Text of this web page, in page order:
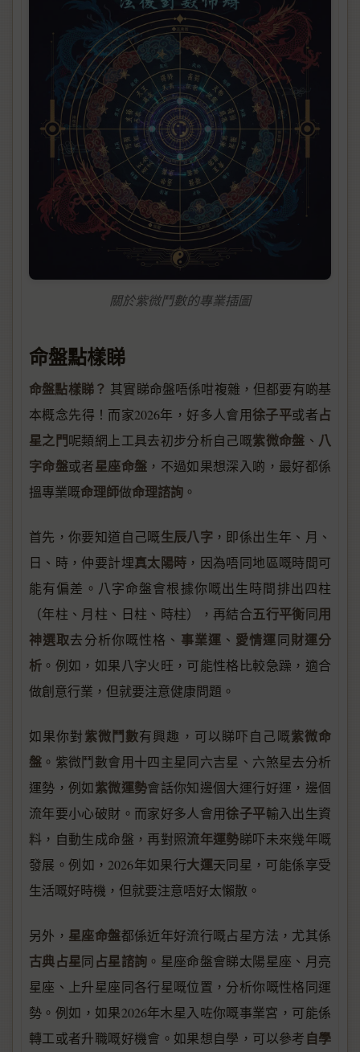
關於紫微鬥數的專業插圖
命盤點樣睇
命盤點樣睇？ 其實睇命盤唔係咁複雜，但都要有啲基
本概念先得！而家2026年，好多人會用徐子平或者占
星之門呢類網上工具去初步分析自己嘅紫微命盤 、 八
字命盤或者星座命盤 ，不過如果想深入啲，最好都係
搵專業嘅命理師做命理諮詢 。
首先，你要知道自己嘅生辰八字 ，即係出生年、月、
日、時，仲要計埋真太陽時 ，因為唔同地區嘅時間可
能有偏差。八字命盤會根據你嘅出生時間排出四柱
（年柱、月柱、日柱、時柱），再結合五行平衡同用
神選取去分析你嘅性格、 事業運 、 愛情運同財運分
析 。例如，如果八字火旺，可能性格比較急躁，適合
做創意行業，但就要注意健康問題。
如果你對紫微鬥數有興趣，可以睇吓自己嘅紫微命
盤 。紫微鬥數會用十四主星同六吉星、六煞星去分析
運勢，例如紫微運勢會話你知邊個大運行好運，邊個
流年要小心破財。而家好多人會用徐子平輸入出生資
料，自動生成命盤，再對照流年運勢睇吓未來幾年嘅
發展。例如，2026年如果行大運天同星，可能係享受
生活嘅好時機，但就要注意唔好太懶散。
另外， 星座命盤都係近年好流行嘅占星方法，尤其係
古典占星同占星諮詢 。星座命盤會睇太陽星座、月亮
星座、上升星座同各行星嘅位置，分析你嘅性格同運
勢。例如，如果2026年木星入咗你嘅事業宮，可能係
轉工或者升職嘅好機會。如果想自學，可以參考自學